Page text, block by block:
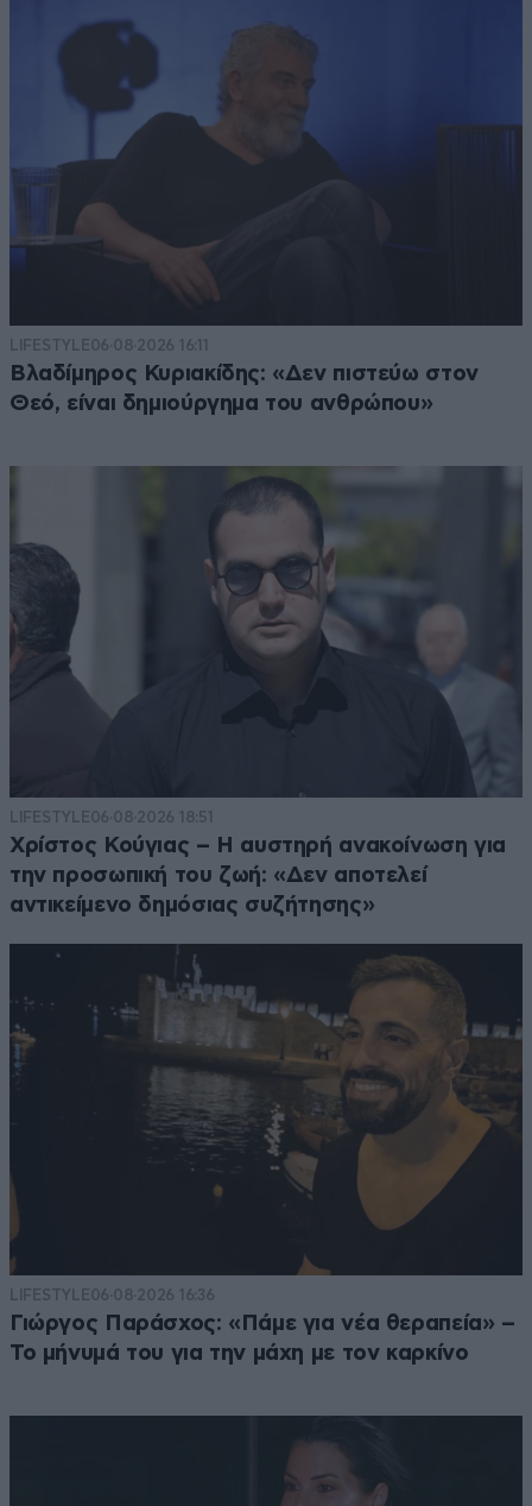
LIFESTYLE06·08·2026 16:11
Βλαδίμηρος Κυριακίδης: «Δεν πιστεύω στον
Θεό, είναι δημιούργημα του ανθρώπου»
LIFESTYLE06·08·2026 18:51
Χρίστος Κούγιας – Η αυστηρή ανακοίνωση για
την προσωπική του ζωή: «Δεν αποτελεί
αντικείμενο δημόσιας συζήτησης»
LIFESTYLE06·08·2026 16:36
Γιώργος Παράσχος: «Πάμε για νέα θεραπεία» –
Το μήνυμά του για την μάχη με τον καρκίνο